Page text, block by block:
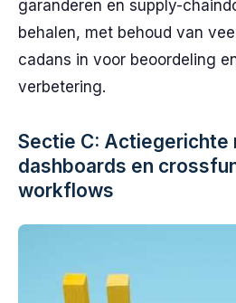
garanderen en supply-
behalen, met behoud van
cadans in voor beoordeling
verbetering.
Sectie C: Actiegerichte
dashboards en
workflows